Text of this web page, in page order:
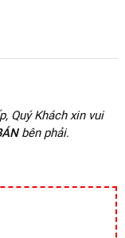
Quý Khách xin vui
bên phải.